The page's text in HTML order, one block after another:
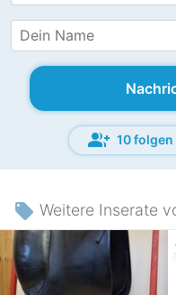
group_add 10 folgen
local_offer Weitere Inserate